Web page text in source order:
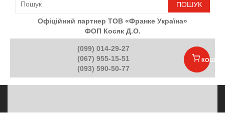
ПОШУК
Офіційний партнер ТОВ «Франке Україна»
ФОП Косяк Д.О.
(099) 014-29-27
(067) 955-15-51
(093) 590-50-77
КОШИК